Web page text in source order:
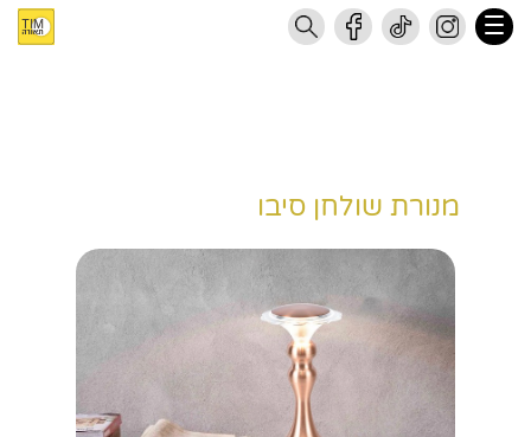
מנורת שולחן סיבו